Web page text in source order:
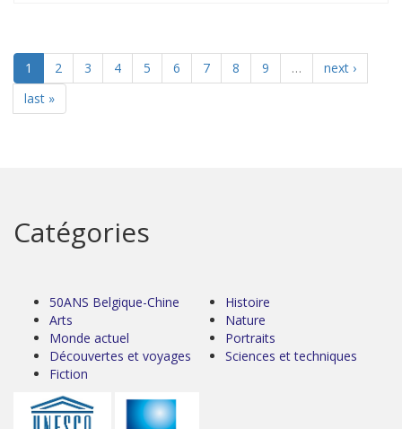
1 2 3 4 5 6 7 8 9 …
next ›
last »
Catégories
50ANS Belgique-Chine
Arts
Monde actuel
Découvertes et voyages
Fiction
Histoire
Nature
Portraits
Sciences et techniques